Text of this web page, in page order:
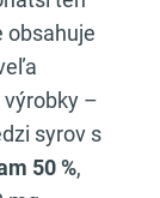
obsahuje
–
syrov s
50 %,